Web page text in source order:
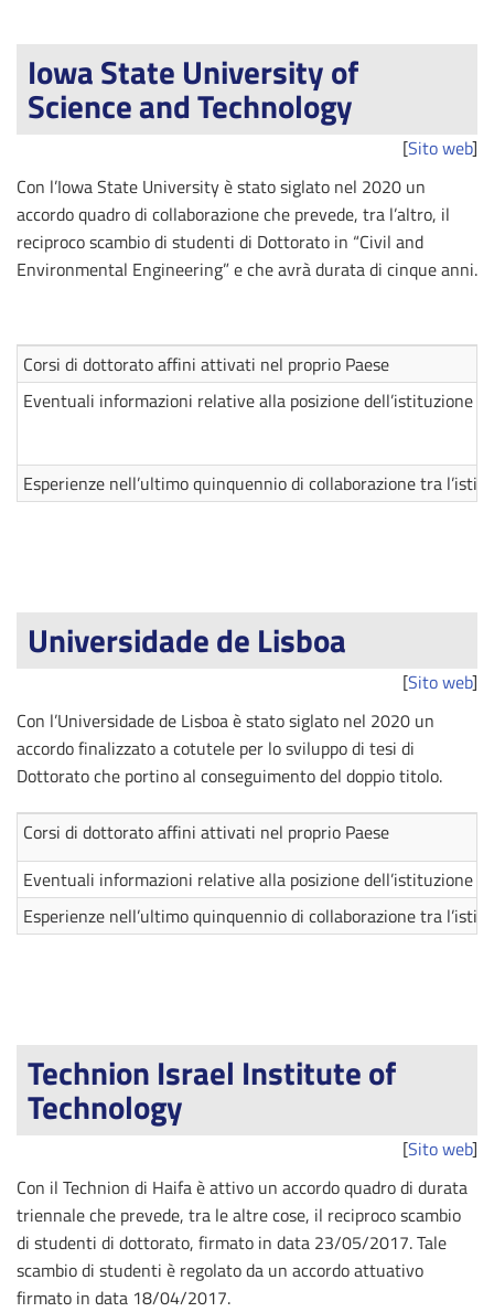
Iowa State University of
Science and Technology
[Sito web]
Con l’Iowa State University è stato siglato nel 2020 un
accordo quadro di collaborazione che prevede, tra l’altro, il
reciproco scambio di studenti di Dottorato in “Civil and
Environmental Engineering” e che avrà durata di cinque anni.
Corsi di dottorato affini attivati nel proprio Paese
Eventuali informazioni relative alla posizione dell’istituzione
Esperienze nell’ultimo quinquennio di collaborazione tra
Universidade de Lisboa
[Sito web]
Con l’Universidade de Lisboa è stato siglato nel 2020 un
accordo finalizzato a cotutele per lo sviluppo di tesi di
Dottorato che portino al conseguimento del doppio titolo.
Corsi di dottorato affini attivati nel proprio Paese
Eventuali informazioni relative alla posizione dell’istituzione
Esperienze nell’ultimo quinquennio di collaborazione tra
Technion Israel Institute of
Technology
[Sito web]
Con il Technion di Haifa è attivo un accordo quadro di durata
triennale che prevede, tra le altre cose, il reciproco scambio
di studenti di dottorato, firmato in data 23/05/2017. Tale
scambio di studenti è regolato da un accordo attuativo
firmato in data 18/04/2017.